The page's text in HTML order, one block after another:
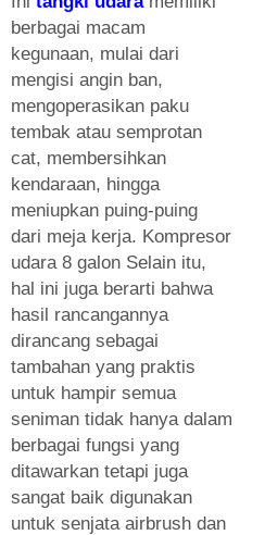
berbagai macam
kegunaan, mulai dari
mengisi angin ban,
mengoperasikan paku
tembak atau semprotan
cat, membersihkan
kendaraan, hingga
meniupkan puing-puing
dari meja kerja. Kompresor
udara 8 galon Selain itu,
hal ini juga berarti bahwa
hasil rancangannya
dirancang sebagai
tambahan yang praktis
untuk hampir semua
seniman tidak hanya dalam
berbagai fungsi yang
ditawarkan tetapi juga
sangat baik digunakan
untuk senjata airbrush dan